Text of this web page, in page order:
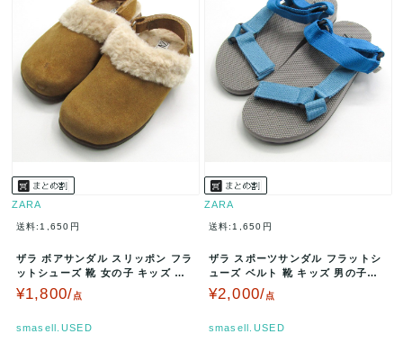
ZARA
送料:1,650円
ザラ ボアサンダル スリッポン フラ
ットシューズ 靴 女の子 キッズ 男
の子用 30サイズ ブラウン…
¥1,800/点
smasell.USED
ZARA
送料:1,650円
ザラ スポーツサンダル フラットシ
ューズ ベルト 靴 キッズ 男の子用
32/33サイズ グレー/ブ…
¥2,000/点
smasell.USED